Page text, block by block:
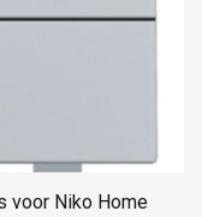
voor Niko Home